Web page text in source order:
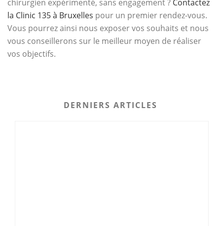
chirurgien expérimenté, sans engagement ? Contactez
la Clinic 135 à Bruxelles pour un premier rendez-vous.
Vous pourrez ainsi nous exposer vos souhaits et nous
vous conseillerons sur le meilleur moyen de réaliser
vos objectifs.
DERNIERS ARTICLES